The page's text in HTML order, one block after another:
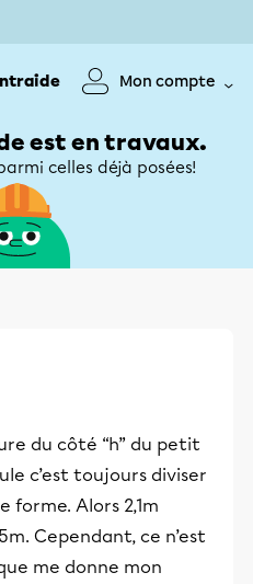
Mon compte
est en travaux.
celles déjà posées!
du côté “h” du petit
c’est toujours diviser
forme. Alors 2,1m
Cependant, ce n’est
me donne mon